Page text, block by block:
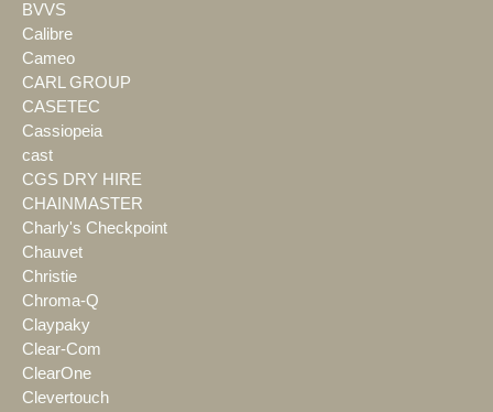
BVVS
Calibre
Cameo
CARL GROUP
CASETEC
Cassiopeia
cast
CGS DRY HIRE
CHAINMASTER
Charly's Checkpoint
Chauvet
Christie
Chroma-Q
Claypaky
Clear-Com
ClearOne
Clevertouch